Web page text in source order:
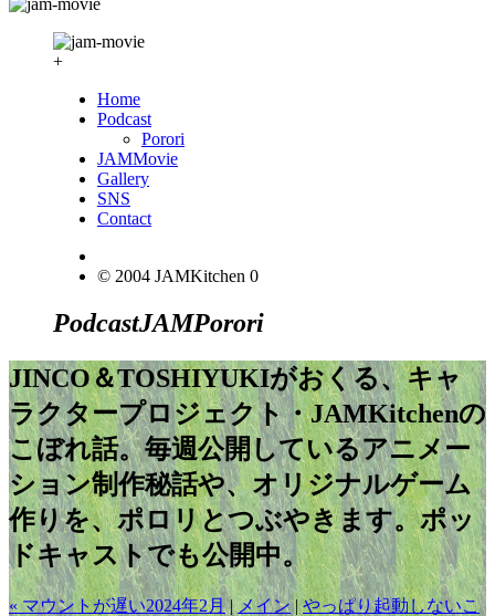
+
Home
Podcast
Porori
JAMMovie
Gallery
SNS
Contact
© 2004 JAMKitchen 0
PodcastJAMPorori
JINCO＆TOSHIYUKIがおくる、キャ
ラクタープロジェクト・JAMKitchenの
こぼれ話。毎週公開しているアニメー
ション制作秘話や、オリジナルゲーム
作りを、ポロリとつぶやきます。ポッ
ドキャストでも公開中。
« マウントが遅い2024年2月|メイン|やっぱり起動しないこ